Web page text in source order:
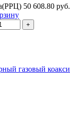
50 608.80 руб.
+